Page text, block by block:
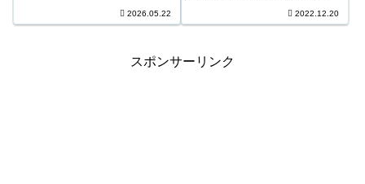
1,300円 6等131,661口 ...2026.05.22 2022.12.20
スポンサーリンク